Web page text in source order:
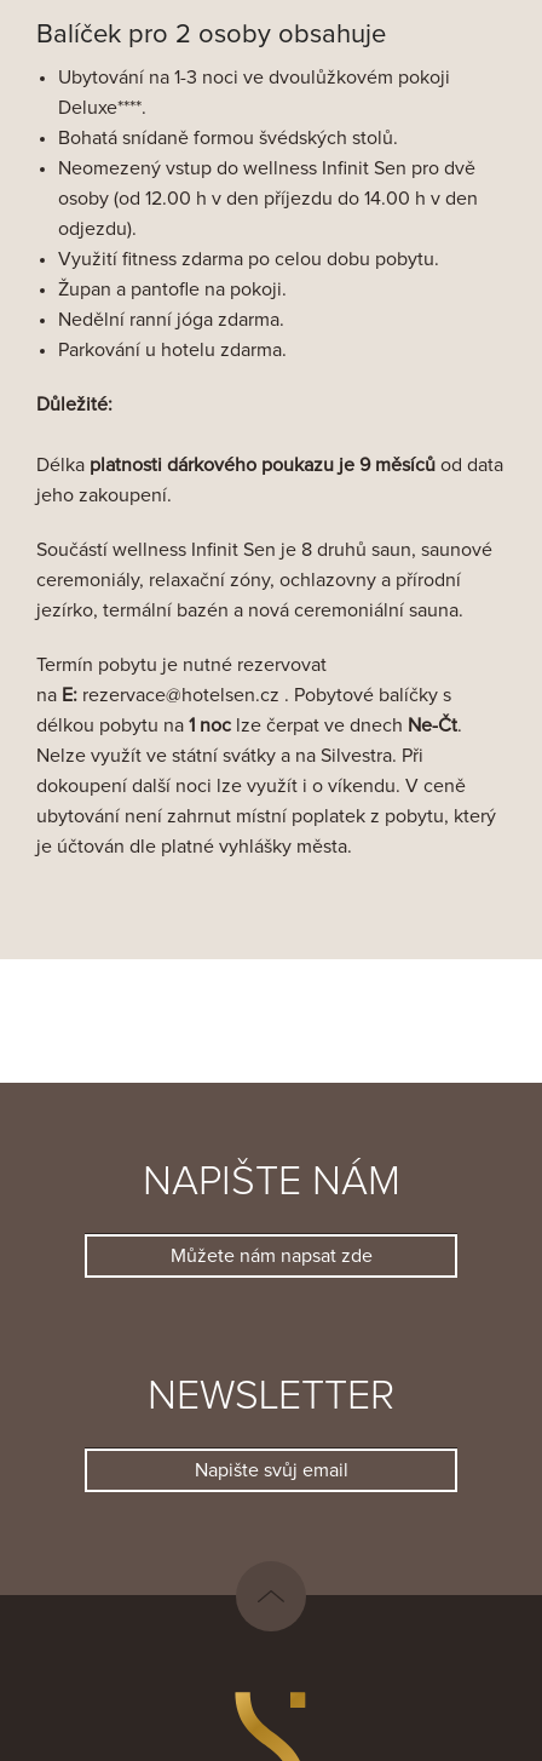
Balíček pro 2 osoby obsahuje
Ubytování na 1-3 noci ve dvoulůžkovém pokoji
Deluxe****.
Bohatá snídaně formou švédských stolů.
Neomezený vstup do wellness Infinit Sen pro dvě
osoby (od 12.00 h v den příjezdu do 14.00 h v den
odjezdu).
Využití fitness zdarma po celou dobu pobytu.
Župan a pantofle na pokoji.
Nedělní ranní jóga zdarma.
Parkování u hotelu zdarma.
Důležité:
Délka platnosti dárkového poukazu je 9 měsíců od data
jeho zakoupení.
Součástí wellness Infinit Sen je 8 druhů saun, saunové
ceremoniály, relaxační zóny, ochlazovny a přírodní
jezírko, termální bazén a nová ceremoniální sauna.
Termín pobytu je nutné rezervovat
na E: rezervace@hotelsen.cz . Pobytové balíčky s
délkou pobytu na 1 noc lze čerpat ve dnech Ne-Čt.
Nelze využít ve státní svátky a na Silvestra. Při
dokoupení další noci lze využít i o víkendu. V ceně
ubytování není zahrnut místní poplatek z pobytu, který
je účtován dle platné vyhlášky města.
NAPIŠTE NÁM
Můžete nám napsat zde
NEWSLETTER
Napište svůj email